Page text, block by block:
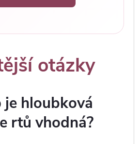
otázky
je hloubková
rtů vhodná?